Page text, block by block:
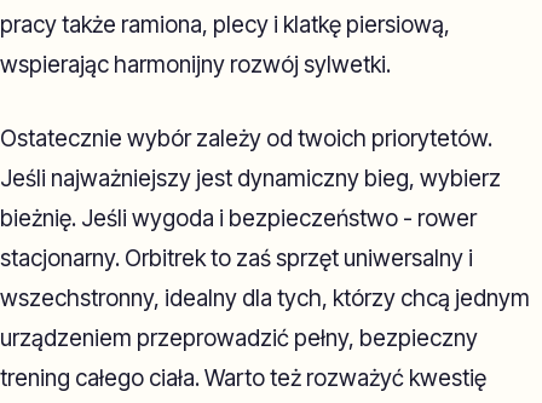
pracy także ramiona, plecy i klatkę piersiową,
wspierając harmonijny rozwój sylwetki.
Ostatecznie wybór zależy od twoich priorytetów.
Jeśli najważniejszy jest dynamiczny bieg, wybierz
bieżnię. Jeśli wygoda i bezpieczeństwo - rower
stacjonarny. Orbitrek to zaś sprzęt uniwersalny i
wszechstronny, idealny dla tych, którzy chcą jednym
urządzeniem przeprowadzić pełny, bezpieczny
trening całego ciała. Warto też rozważyć kwestię